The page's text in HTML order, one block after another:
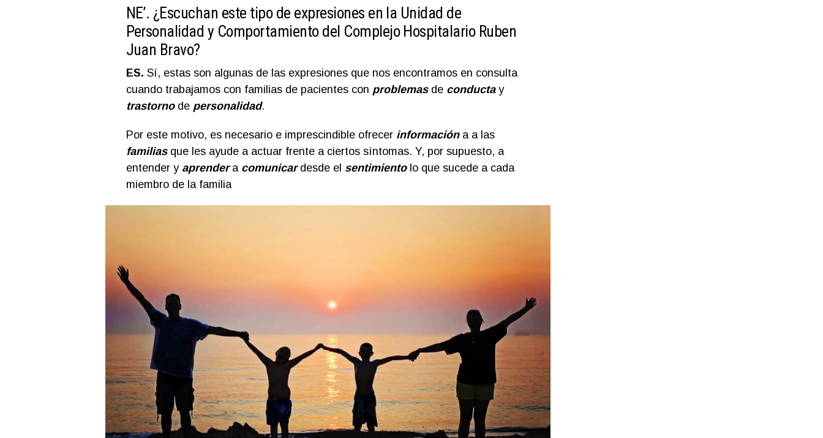
NE’. ¿Escuchan este tipo de expresiones en la Unidad de
Personalidad y Comportamiento del Complejo Hospitalario Ruben
Juan Bravo?
ES. Sí, estas son algunas de las expresiones que nos encontramos en consulta
cuando trabajamos con familias de pacientes con problemasde conductay
trastorno depersonalidad.
Por este motivo, es necesario e imprescindible ofrecer informacióna a las
familiasque les ayude a actuar frente a ciertos síntomas. Y, por supuesto, a
entender y aprendera comunicardesde el sentimientolo que sucede a cada
miembro de la familia